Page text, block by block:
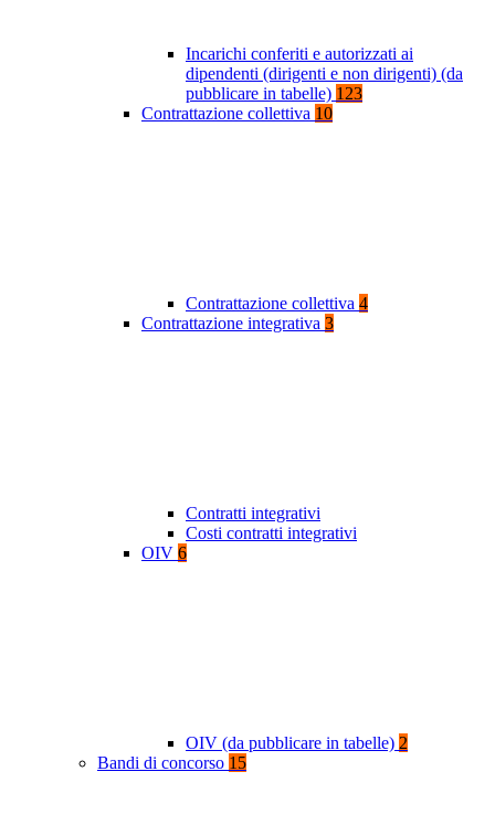
Incarichi conferiti e autorizzati ai
dipendenti (dirigenti e non dirigenti) (da
pubblicare in tabelle) 123
Contrattazione collettiva 10
Contrattazione collettiva 4
Contrattazione integrativa 3
Contratti integrativi
Costi contratti integrativi
OIV 6
OIV (da pubblicare in tabelle) 2
Bandi di concorso 15